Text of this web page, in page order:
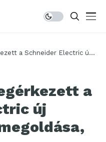
a Schneider Electric új
a
új